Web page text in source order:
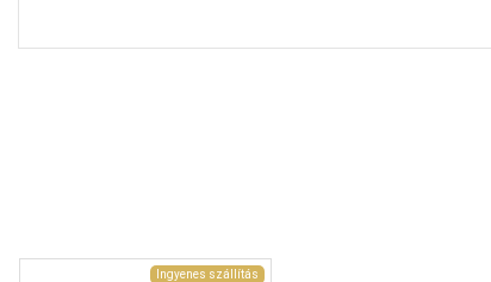
Ingyenes szállítás